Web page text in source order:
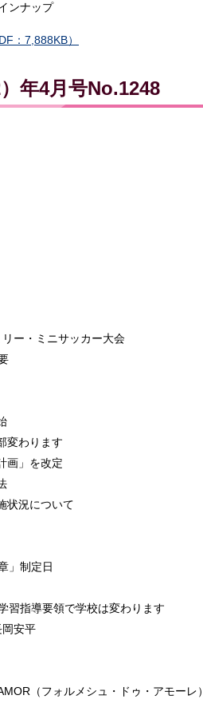
ンナップ
：7,888KB）
年4月号No.1248
ー・ミニサッカー大会
変わります
画」を改定
状況について
」制定日
習指導要領で学校は変わります
安平
（フォルメシュ・ドゥ・アモーレ）